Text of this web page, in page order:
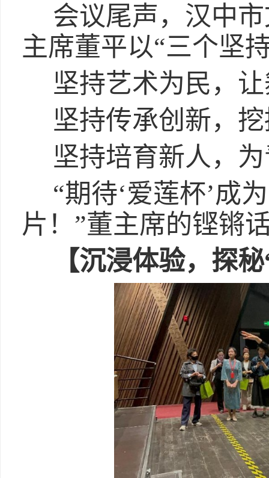
会议尾声，汉中
主席董平以“三个坚
坚持艺术为民，
坚持传承创新，
坚持培育新人，
“期待‘爱莲杯’成
片！”董主席的铿锵
【沉浸体验，探